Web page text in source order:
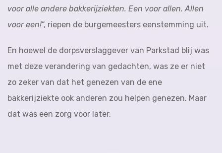
voor alle andere bakkerijziekten. Een voor allen. Allen
voor een!“, riepen de burgemeesters eenstemming uit.
En hoewel de dorpsverslaggever van Parkstad blij was
met deze verandering van gedachten, was ze er niet
zo zeker van dat het genezen van de ene
bakkerijziekte ook anderen zou helpen genezen. Maar
dat was een zorg voor later.